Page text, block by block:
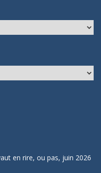
en rire, ou pas, juin 2026